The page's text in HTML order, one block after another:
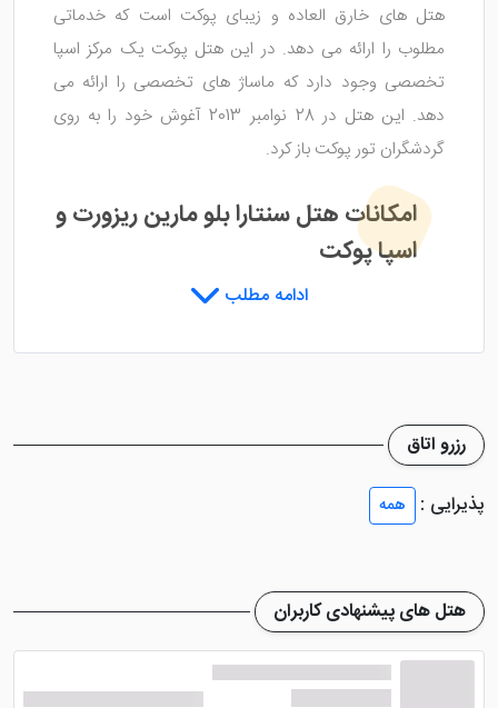
هتل های خارق العاده و زیبای پوکت است که خدماتی
مطلوب را ارائه می دهد. در این هتل پوکت یک مرکز اسپا
تخصصی وجود دارد که ماساژ های تخصصی را ارائه می
دهد. این هتل در 28 نوامبر 2013 آغوش خود را به روی
گردشگران تور پوکت باز کرد.
امکانات هتل سنتارا بلو مارین ریزورت و
اسپا پوکت
تناسب اندام است که با دستگاه هایی پیشرفته مجهز شده تا
استخر روباز هتل هم به صورت ازاد در دسترس بوده و یک
«پول ساید بار» انواع نوشیدنی ها را در کنار استخر ارائه می
دهد. این هتل پارکینگ نداشته اما یک پارکینگ عمومی
رایگان در نزدیکی هتل وجود دارد.
مناسبی نظیر پذیرش 24 ساعته، خدمات حمل و نقل به
فرودگاه، خدمات لباس شویی، اتاق چمدان، سونای خشک،
بخار و جکوزی، خدمات تبدیل ارز و ... را به میهمانان خود
ارائه می دهد. باشگاه کودکان، تنیس روی میز، سالن بیلیارد
ادامه مطلب
رزرو اتاق
پذیرایی :
همه
هتل های پیشنهادی کاربران